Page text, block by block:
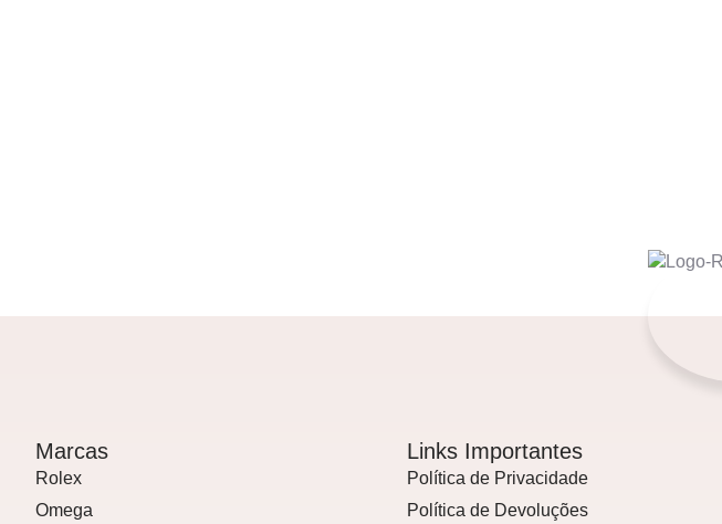
Marcas
Rolex
Omega
Links Importantes
Política de Privacidade
Política de Devoluções